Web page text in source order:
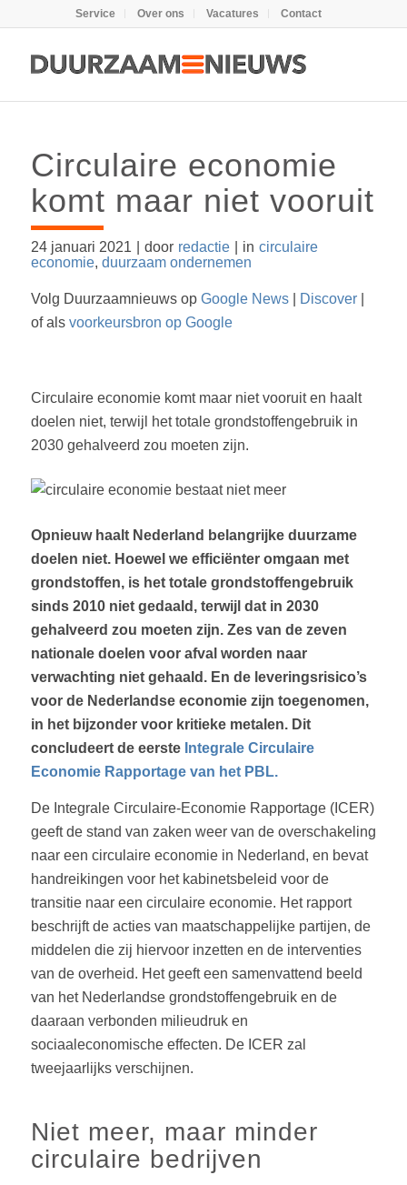
Service Over ons Vacatures Contact
Circulaire economie
komt maar niet vooruit
24 januari 2021 door redactie in circulaire
economie, duurzaam ondernemen
Volg Duurzaamnieuws op Google News| Discover|
of als voorkeursbron op Google
Circulaire economie komt maar niet vooruit en haalt
doelen niet, terwijl het totale grondstoffengebruik in
2030 gehalveerd zou moeten zijn.
Opnieuw haalt Nederland belangrijke duurzame
doelen niet. Hoewel we efficiënter omgaan met
grondstoffen, is het totale grondstoffengebruik
sinds 2010 niet gedaald, terwijl dat in 2030
gehalveerd zou moeten zijn. Zes van de zeven
nationale doelen voor afval worden naar
verwachting niet gehaald. En de leveringsrisico’s
voor de Nederlandse economie zijn toegenomen,
in het bijzonder voor kritieke metalen. Dit
concludeert de eerste Integrale Circulaire
Economie Rapportage van het PBL.
De Integrale Circulaire-Economie Rapportage (ICER)
geeft de stand van zaken weer van de overschakeling
naar een circulaire economie in Nederland, en bevat
handreikingen voor het kabinetsbeleid voor de
transitie naar een circulaire economie. Het rapport
beschrijft de acties van maatschappelijke partijen, de
middelen die zij hiervoor inzetten en de interventies
van de overheid. Het geeft een samenvattend beeld
van het Nederlandse grondstoffengebruik en de
daaraan verbonden milieudruk en
sociaaleconomische effecten. De ICER zal
tweejaarlijks verschijnen.
Niet meer, maar minder
circulaire bedrijven